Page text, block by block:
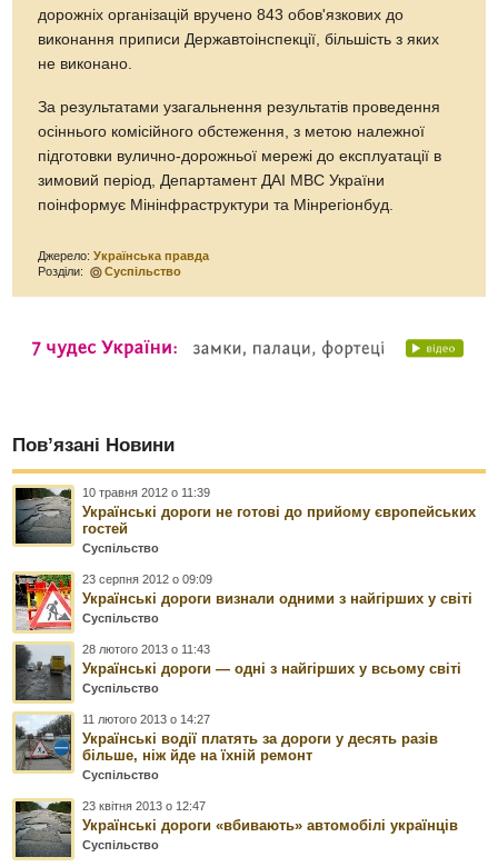
дорожніх організацій вручено 843 обов'язкових до
виконання приписи Державтоінспекції, більшість з яких
не виконано.
За результатами узагальнення результатів проведення
осіннього комісійного обстеження, з метою належної
підготовки вулично-дорожньої мережі до експлуатації в
зимовий період, Департамент ДАІ МВС України
поінформує Мінінфраструктури та Мінрегіонбуд.
Джерело:Українська правда
Розділи:
Суспільство
Пов’язані Новини
10 травня 2012 о 11:39
Українські дороги не готові до прийому європейських
гостей
Суспільство
23 серпня 2012 о 09:09
Українські дороги визнали одними з найгірших у світі
Суспільство
28 лютого 2013 о 11:43
Українські дороги — одні з найгірших у всьому світі
Суспільство
11 лютого 2013 о 14:27
Українські водії платять за дороги у десять разів
більше, ніж йде на їхній ремонт
Суспільство
23 квітня 2013 о 12:47
Українські дороги «вбивають» автомобілі українців
Суспільство